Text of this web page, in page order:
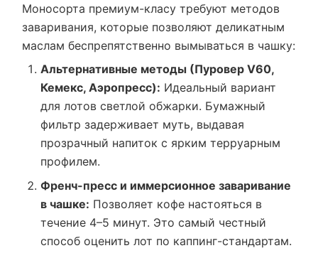
Моносорта премиум-класу требуют методов
заваривания, которые позволяют деликатным
маслам беспрепятственно вымываться в чашку:
Альтернативные методы (Пуровер V60,
Кемекс, Аэропресс): Идеальный вариант
для лотов светлой обжарки. Бумажный
фильтр задерживает муть, выдавая
прозрачный напиток с ярким терруарным
профилем.
Френч-пресс и иммерсионное заваривание
в чашке: Позволяет кофе настояться в
течение 4–5 минут. Это самый честный
способ оценить лот по каппинг-стандартам.